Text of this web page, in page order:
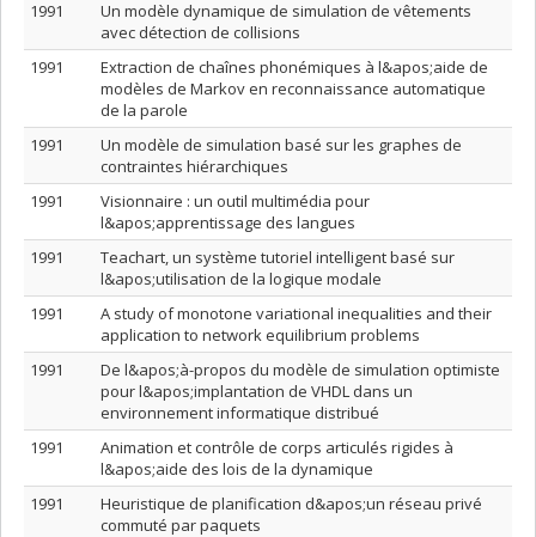
1991
Un modèle dynamique de simulation de vêtements
avec détection de collisions
1991
Extraction de chaînes phonémiques à l&apos;aide de
modèles de Markov en reconnaissance automatique
de la parole
1991
Un modèle de simulation basé sur les graphes de
contraintes hiérarchiques
1991
Visionnaire : un outil multimédia pour
l&apos;apprentissage des langues
1991
Teachart, un système tutoriel intelligent basé sur
l&apos;utilisation de la logique modale
1991
A study of monotone variational inequalities and their
application to network equilibrium problems
1991
De l&apos;à-propos du modèle de simulation optimiste
pour l&apos;implantation de VHDL dans un
environnement informatique distribué
1991
Animation et contrôle de corps articulés rigides à
l&apos;aide des lois de la dynamique
1991
Heuristique de planification d&apos;un réseau privé
commuté par paquets